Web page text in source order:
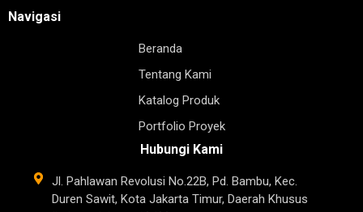
Navigasi
Beranda
Tentang Kami
Katalog Produk
Portfolio Proyek
Hubungi Kami
Jl. Pahlawan Revolusi No.22B, Pd. Bambu, Kec.
Duren Sawit, Kota Jakarta Timur, Daerah Khusus